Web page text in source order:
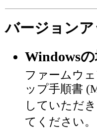
バージョン
Windows
ファームウ
ップ手順書
していただ
てください。